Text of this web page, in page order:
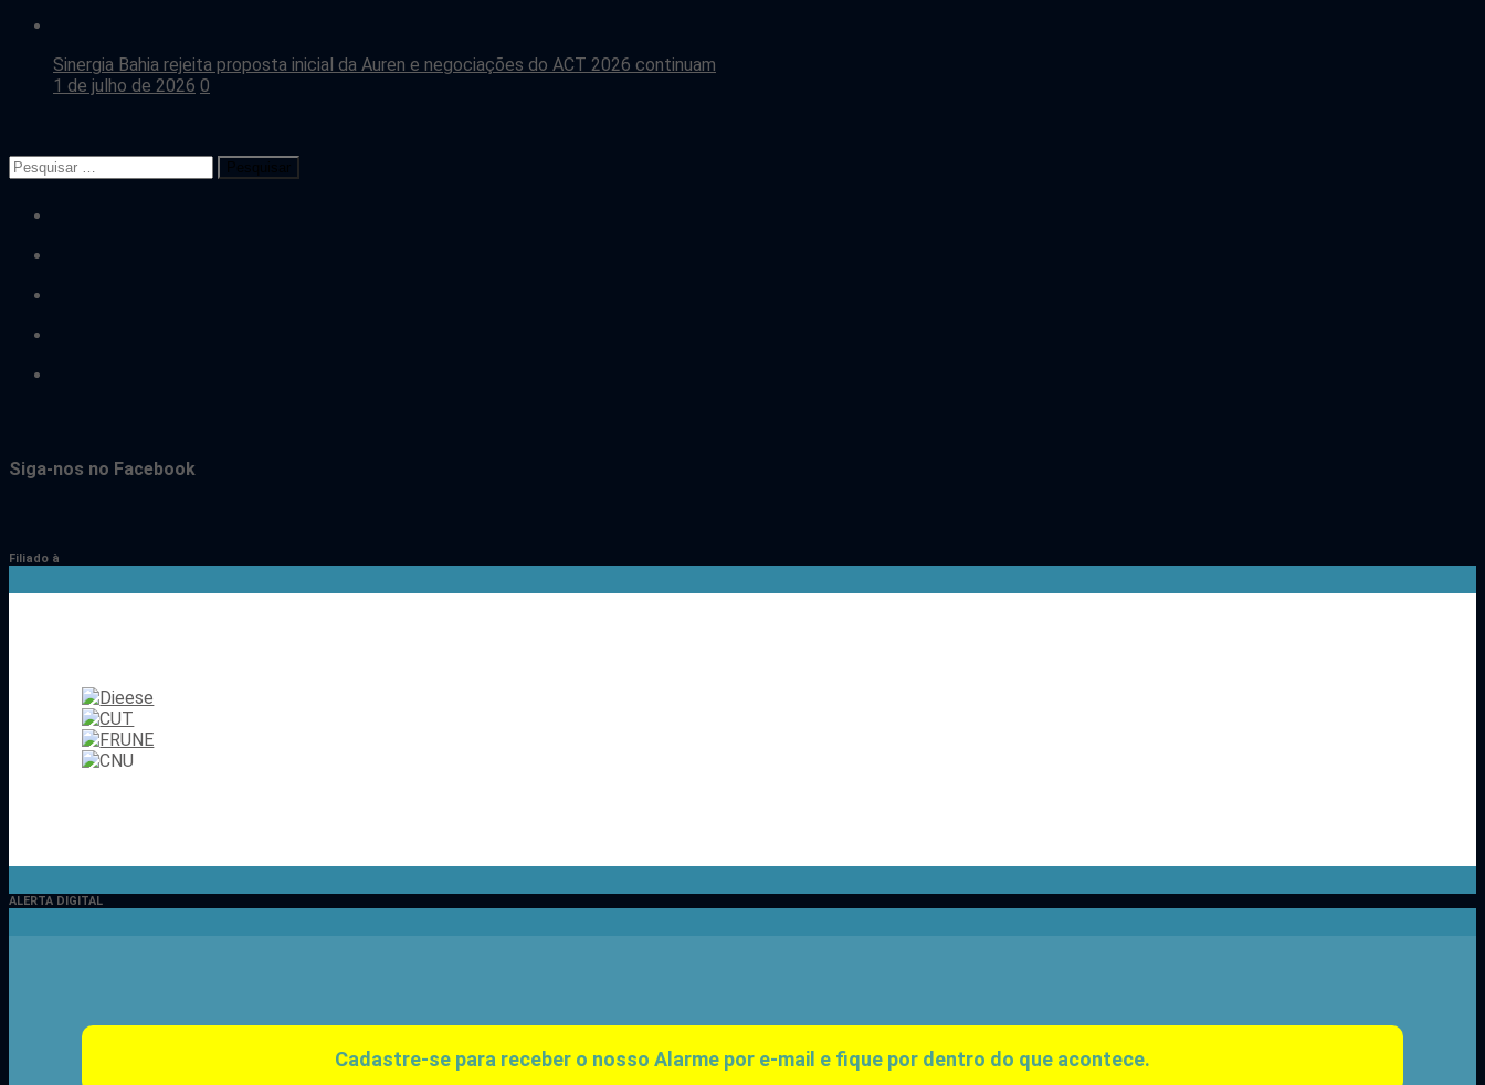
Sinergia Bahia rejeita proposta inicial da Auren e negociações do ACT 2026 continuam
1 de julho de 2026 0
Pesquisar
Siga-nos no Facebook
Filiado à
ALERTA DIGITAL
Cadastre-se para receber o nosso Alarme por e-mail e fique por dentro do que acontece.